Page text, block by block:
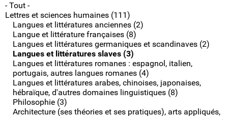
- Tout -
Lettres et sciences humaines (111)
Langues et littératures anciennes (2)
Langue et littérature françaises (8)
Langues et littératures germaniques et scandinaves (2)
Langues et littératures slaves (3)
Langues et littératures romanes : espagnol, italien,
portugais, autres langues romanes (4)
Langues et littératures arabes, chinoises, japonaises,
hébraïque, d'autres domaines linguistiques (8)
Philosophie (3)
Architecture (ses théories et ses pratiques), arts appliqués,